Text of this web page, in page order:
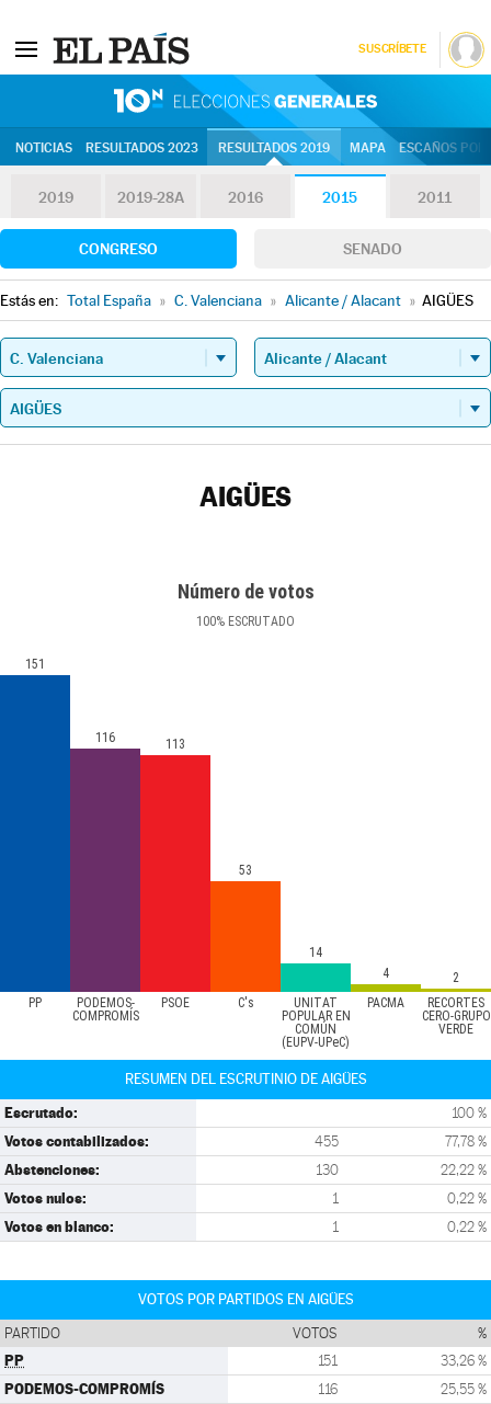
SUSCRÍBETE
NOTICIAS RESULTADOS 2023 RESULTADOS 2019 MAPA ESCAÑOS
2019 2019-28A 2016 2015 2011
CONGRESO SENADO
Estás en: Total España » C. Valenciana » Alicante / Alacant » AIGÜES
AIGÜES
Número de votos
100% ESCRUTADO
PP
PODEMOS-
COMPROMÍS
PSOE C's
UNITAT
POPULAR EN
COMÚN
(EUPV-UPeC)
PACMA
RECORTES
CERO-GRUPO
VERDE
151
116 113
53
14
4
2
RESUMEN DEL ESCRUTINIO DE AIGÜES
Escrutado: 100 %
Votos contabilizados: 455 77,78 %
Abstenciones: 130 22,22 %
Votos nulos: 1 0,22 %
Votos en blanco: 1 0,22 %
VOTOS POR PARTIDOS EN AIGÜES
PARTIDO VOTOS %
PP 151 33,26 %
PODEMOS-COMPROMÍS 116 25,55 %